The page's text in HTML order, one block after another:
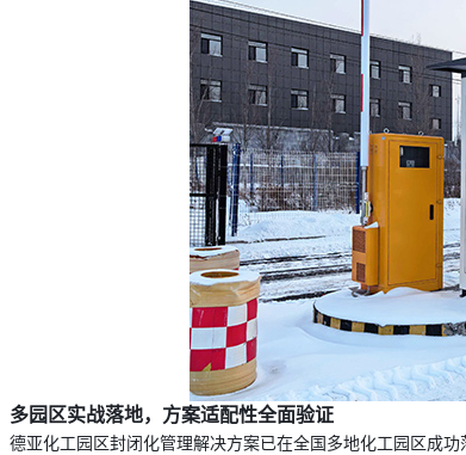
多园区实战落地，方案适配性全面验证
德亚化工园区封闭化管理解决方案已在全国多地化工园区成